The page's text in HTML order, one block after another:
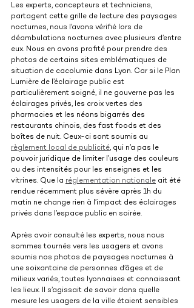
Les experts, concepteurs et techniciens,
partagent cette grille de lecture des paysages
nocturnes, nous l’avons vérifié lors de
déambulations nocturnes avec plusieurs d’entre
eux. Nous en avons profité pour prendre des
photos de certains sites emblématiques de
situation de cacolumie dans Lyon. Car si le Plan
Lumière de l’éclairage public est
particulièrement soigné, il ne gouverne pas les
éclairages privés, les croix vertes des
pharmacies et les néons bigarrés des
restaurants chinois, des fast foods et des
boîtes de nuit. Ceux-ci sont soumis au
règlement local de publicité, qui n’a pas le
pouvoir juridique de limiter l’usage des couleurs
ou des intensités pour les enseignes et les
vitrines. Que la réglementation nationale ait été
rendue récemment plus sévère après 1h du
matin ne change rien à l’impact des éclairages
privés dans l’espace public en soirée.
Après avoir consulté les experts, nous nous
sommes tournés vers les usagers et avons
soumis nos photos de paysages nocturnes à
une soixantaine de personnes d’âges et de
milieux variés, toutes lyonnaises et connaissant
les lieux. Il s’agissait de savoir dans quelle
mesure les usagers de la ville étaient sensibles